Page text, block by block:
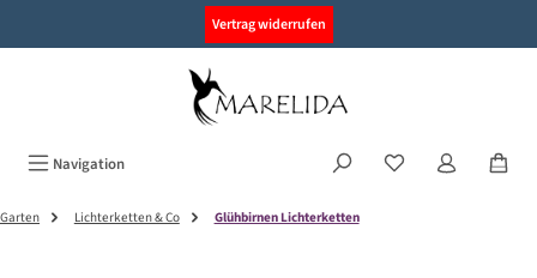
Vertrag widerrufen
Navigation
Garten Lichterketten & Co Glühbirnen Lichterketten